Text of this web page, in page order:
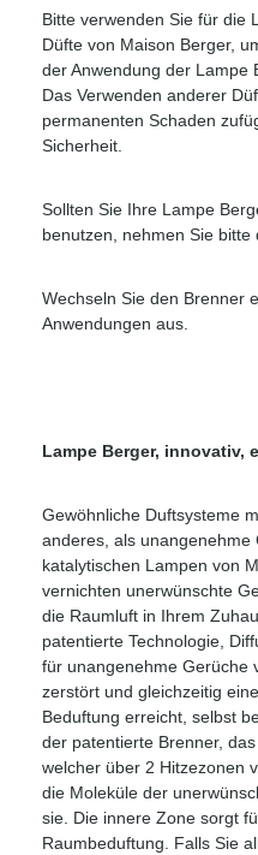
Bitte verwenden Sie für die
Düfte von Maison Berger,
der Anwendung der Lampe
Das Verwenden anderer
permanenten Schaden
Sicherheit.
Sollten Sie Ihre Lampe
benutzen, nehmen Sie bitte
Wechseln Sie den Brenner
Anwendungen aus.
Lampe Berger, innovativ,
Gewöhnliche Duftsysteme
anderes, als
katalytischen Lampen von
vernichten unerwünschte
die Raumluft in Ihrem
patentierte Technologie,
für unangenehme Gerüche
zerstört und gleichzeitig
Beduftung erreicht, selbst
der patentierte Brenner,
welcher über 2 Hitzezonen
die Moleküle der
sie. Die innere Zone sorgt
Raumbeduftung. Falls Sie